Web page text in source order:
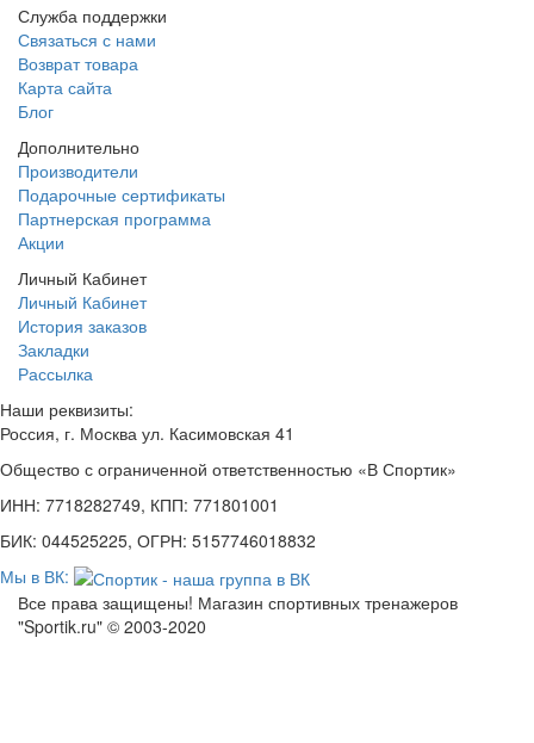
Служба поддержки
Связаться с нами
Возврат товара
Карта сайта
Блог
Дополнительно
Производители
Подарочные сертификаты
Партнерская программа
Акции
Личный Кабинет
Личный Кабинет
История заказов
Закладки
Рассылка
Наши реквизиты:
Россия, г. Москва ул. Касимовская 41
Общество с ограниченной ответственностью «В Спортик»
ИНН: 7718282749, КПП: 771801001
БИК: 044525225, ОГРН: 5157746018832
Мы в ВК:
Все права защищены! Магазин спортивных тренажеров
"Sportik.ru" © 2003-2020